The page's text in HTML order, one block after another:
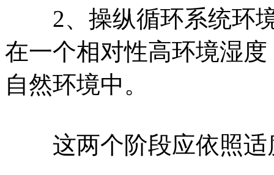
2、操纵循环系统环境
在一个相对性高环境湿
自然环境中。
这两个阶段应依照适